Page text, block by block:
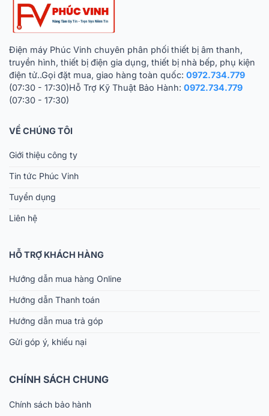
Điện máy Phúc Vinh chuyên phân phối thiết bị âm thanh,
truyền hình, thiết bị điện gia dụng, thiết bị nhà bếp, phụ kiện
điện tử..Gọi đặt mua, giao hàng toàn quốc: 0972.734.779
(07:30 - 17:30)Hỗ Trợ Kỹ Thuật Bảo Hành: 0972.734.779
(07:30 - 17:30)
VỀ CHÚNG TÔI
Giới thiệu công ty
Tin tức Phúc Vinh
Tuyển dụng
Liên hệ
HỖ TRỢ KHÁCH HÀNG
Hướng dẫn mua hàng Online
Hướng dẫn Thanh toán
Hướng dẫn mua trả góp
Gửi góp ý, khiếu nại
CHÍNH SÁCH CHUNG
Chính sách bảo hành